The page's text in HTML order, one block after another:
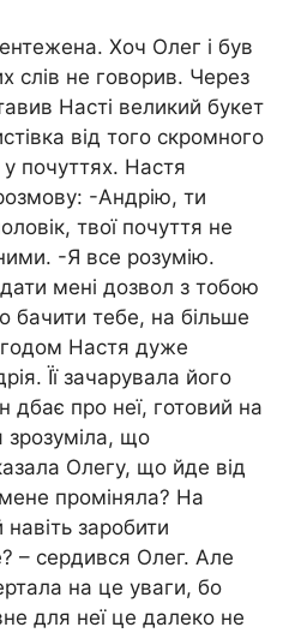
Хоч Олег і був
слів не говорив. Через
Насті великий букет
від того скромного
у почуттях. Настя
-Андрію, ти
твої почуття не
-Я все розумію.
мені дозвол з тобою
бачити тебе, на більше
Настя дуже
Її зачарувала його
дбає про неї, готовий на
зрозуміла, що
Олегу, що йде від
проміняла? На
заробити
– сердився Олег. Але
на це уваги, бо
для неї це далеко не